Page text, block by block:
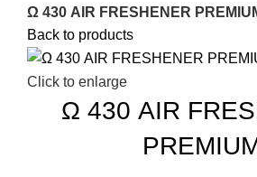
Ω 430 AIR FRESHENER
Back to products
Click to enlarge
Ω 430 AIR